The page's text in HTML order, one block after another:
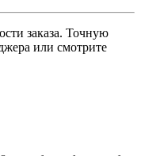
заказа. Точную
или смотрите